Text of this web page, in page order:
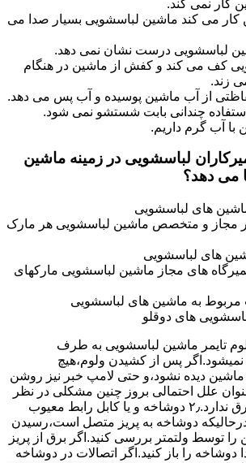
کار نمی کند.
می کند ماشین لباسشویی بسیار صدا می
لباسشویی درست نشان نمی دهد.
کف می کند و کفش از ماشین در هنگام
زند.
از آب ماشین پوسیده و آب پس می دهد.
استفاده چندانی بابت شستشو نمی شود.
آب گرم داریم.
لباسشویی در زمینه ماشین
می دهد؟
های لباسشویی
مجاز و متخصص ماشین لباسشویی هر مارک
های لباسشویی
های مجاز ماشین لباسشویی مارکهای
به ماشین های لباسشویی
های دوقلو
وﻟﻮم ﺗﺎﯾﻤﺮ ماشین لباسشویی به طرف
ﭘﺲ از ﮐﺸﯿﺪن وﻟﻮم،ﻫﯿﭻ
دﯾﺪه نشود،و حتی ﻻﻣﭗ ﺧﺒﺮ ﻧﯿﺰ روﺷﻦ
ﻋﻠﻞ احتمالی بروز چنین مشکلی در نظر
داشته باشید:۱٫ ﭘﺮﯾﺰ ﺑﺮق ﻧﺪارد.۲٫ دوﺷﺎﺧﻪ و ﯾﺎ ﮐﺎﺑﻞ راﺑﻂ ﻣﻌﯿﻮب
دوﺷﺎﺧﻪ ﺑﻪ ﭘﺮﯾﺰ ﻣﺘﺼﻞ اﺳﺖ،رﺳﯿﺪن
را ﺗﻮﺳﻂ ولتمتر بررسی ﮐﻨﯿﺪ.اﮔﺮ ﺑﺮق از ﭘﺮﯾﺰ
دوشاخه را باز کنید.اﮔﺮ اﺗﺼﺎﻻت در دوشاخه